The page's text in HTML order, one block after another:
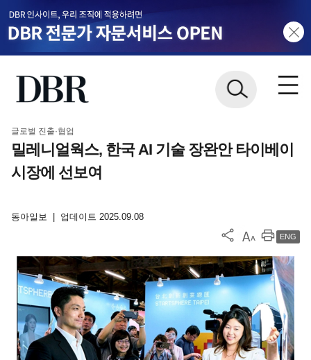
글로벌 진출·협업
밀레니얼웍스, 한국 AI 기술 장완안 타이베이
시장에 선보여
동아일보 업데이트 2025.09.08
ENG